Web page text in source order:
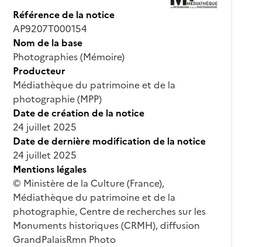
Référence de la notice
AP9207T000154
Nom de la base
Photographies (Mémoire)
Producteur
Médiathèque du patrimoine et de la
photographie (MPP)
Date de création de la notice
24 juillet 2025
Date de dernière modification de la notice
24 juillet 2025
Mentions légales
© Ministère de la Culture (France),
Médiathèque du patrimoine et de la
photographie, Centre de recherches sur les
Monuments historiques (CRMH), diffusion
GrandPalaisRmn Photo